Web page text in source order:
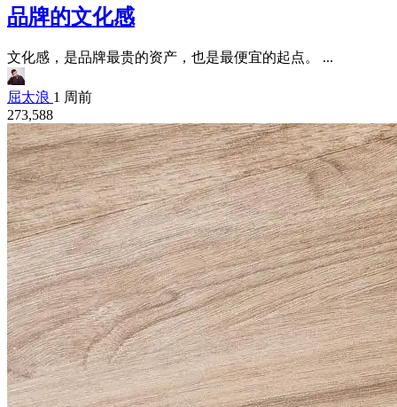
品牌的文化感
文化感，是品牌最贵的资产，也是最便宜的起点。 ...
屈太浪 1 周前
273,588